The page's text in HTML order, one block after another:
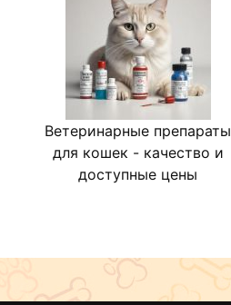
Ветеринарные препараты
для кошек - качество и
доступные цены